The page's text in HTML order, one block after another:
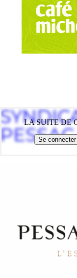
LA SUITE DE
Se connecter